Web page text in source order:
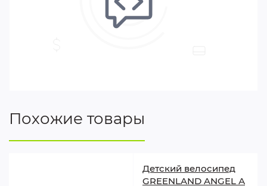
Похожие товары
Детский велосипед
GREENLAND ANGEL А